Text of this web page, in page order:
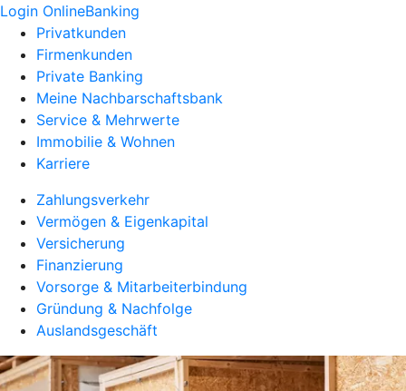
Login OnlineBanking
Privatkunden
Firmenkunden
Private Banking
Meine Nachbarschaftsbank
Service & Mehrwerte
Immobilie & Wohnen
Karriere
Zahlungsverkehr
Vermögen & Eigenkapital
Versicherung
Finanzierung
Vorsorge & Mitarbeiterbindung
Gründung & Nachfolge
Auslandsgeschäft